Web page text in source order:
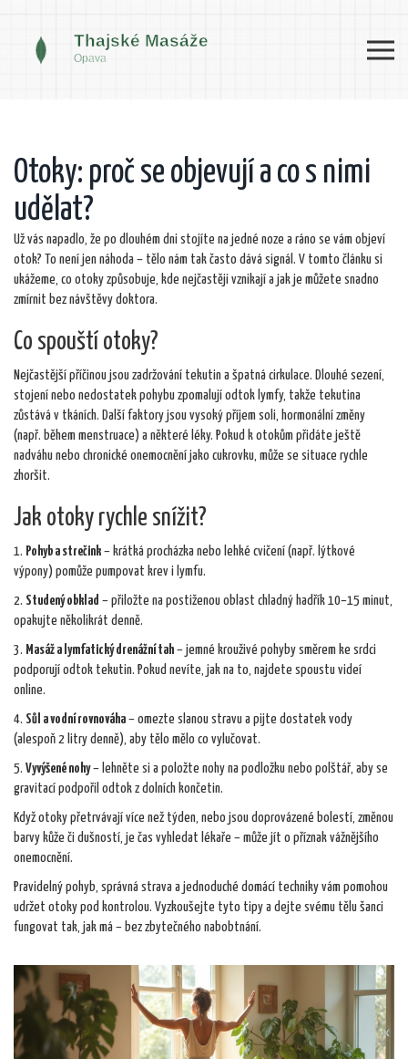
Otoky: proč se objevují a co s nimi
udělat?
Už vás napadlo, že po dlouhém dni stojíte na jedné noze a ráno se vám objeví
otok? To není jen náhoda – tělo nám tak často dává signál. V tomto článku si
ukážeme, co otoky způsobuje, kde nejčastěji vznikají a jak je můžete snadno
zmírnit bez návštěvy doktora.
Co spouští otoky?
Nejčastější příčinou jsou zadržování tekutin a špatná cirkulace. Dlouhé sezení,
stojení nebo nedostatek pohybu zpomalují odtok lymfy, takže tekutina
zůstává v tkáních. Další faktory jsou vysoký příjem soli, hormonální změny
(např. během menstruace) a některé léky. Pokud k otokům přidáte ještě
nadváhu nebo chronické onemocnění jako cukrovku, může se situace rychle
zhoršit.
Jak otoky rychle snížit?
1. Pohyb a strečink – krátká procházka nebo lehké cvičení (např. lýtkové
výpony) pomůže pumpovat krev i lymfu.
2. Studený obklad – přiložte na postiženou oblast chladný hadřík 10–15 minut,
opakujte několikrát denně.
3. Masáž a lymfatický drenážní tah – jemné krouživé pohyby směrem ke srdci
podporují odtok tekutin. Pokud nevíte, jak na to, najdete spoustu videí
online.
4. Sůl a vodní rovnováha – omezte slanou stravu a pijte dostatek vody
(alespoň 2 litry denně), aby tělo mělo co vylučovat.
5. Vyvýšené nohy– lehněte si a položte nohy na podložku nebo polštář, aby se
gravitací podpořil odtok z dolních končetin.
Když otoky přetrvávají více než týden, nebo jsou doprovázené bolestí, změnou
barvy kůže či dušností, je čas vyhledat lékaře – může jít o příznak vážnějšího
onemocnění.
Pravidelný pohyb, správná strava a jednoduché domácí techniky vám pomohou
udržet otoky pod kontrolou. Vyzkoušejte tyto tipy a dejte svému tělu šanci
fungovat tak, jak má – bez zbytečného nabobtnání.